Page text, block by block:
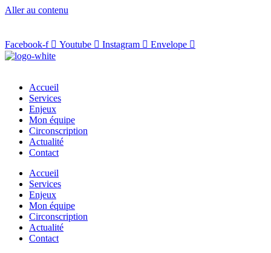
Aller au contenu
Facebook-f Youtube Instagram Envelope
Accueil
Services
Enjeux
Mon équipe
Circonscription
Actualité
Contact
Accueil
Services
Enjeux
Mon équipe
Circonscription
Actualité
Contact